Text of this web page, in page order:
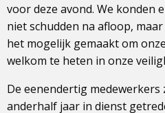
voor deze avond. We konden
niet schudden na afloop,
het mogelijk gemaakt om
welkom te heten in onze
De eenendertig medewerkers
anderhalf jaar in dienst